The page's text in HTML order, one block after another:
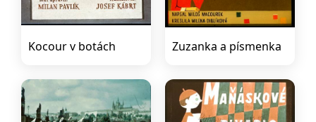
Kocour v botách Zuzanka a písmenka